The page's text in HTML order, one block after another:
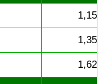
1,15
1,35
1,62